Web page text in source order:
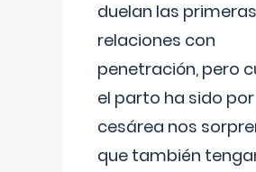
duelan las primeras
relaciones con
penetración, pero
el parto ha sido por
cesárea nos
que también